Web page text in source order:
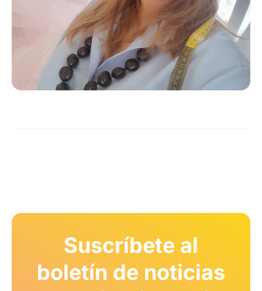
Suscríbete al
boletín de noticias